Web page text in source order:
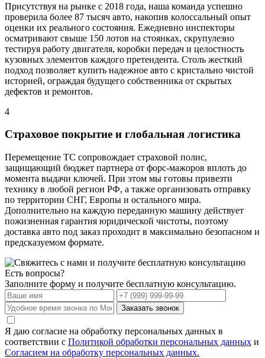
Присутствуя на рынке с 2018 года, наша команда успешно
проверила более 87 тысяч авто, накопив колоссальный опыт
оценки их реального состояния. Ежедневно инспекторы
осматривают свыше 150 лотов на стоянках, скрупулезно
тестируя работу двигателя, коробки передач и целостность
кузовных элементов каждого претендента. Столь жесткий
подход позволяет купить надежное авто с кристально чистой
историей, ограждая будущего собственника от скрытых
дефектов и ремонтов.
4
Страховое покрытие и глобальная логистика
Перемещение ТС сопровождает страховой полис,
защищающий бюджет партнера от форс-мажоров вплоть до
момента выдачи ключей. При этом мы готовы привезти
технику в любой регион РФ, а также организовать отправку
по территории СНГ, Европы и остального мира.
Дополнительно на каждую переданную машину действует
пожизненная гарантия юридической чистоты, поэтому
доставка авто под заказ проходит в максимально безопасном и
предсказуемом формате.
Есть вопросы?
Заполните форму и получите бесплатную консультацию.
Заказать звонок
Я даю согласие на обработку персональных данных в
соответствии с Политикой обработки персональных данных и
Согласием на обработку персональных данных.